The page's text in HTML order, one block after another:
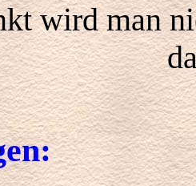
wird man